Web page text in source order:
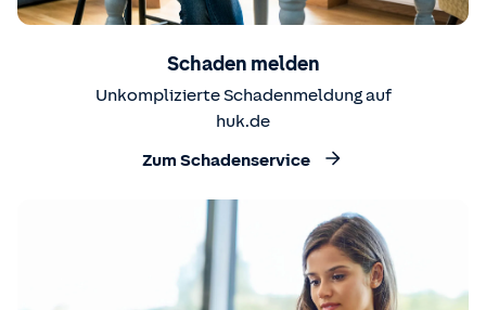
Schaden melden
Unkomplizierte Schadenmeldung auf
huk.de
Zum Schadenservice